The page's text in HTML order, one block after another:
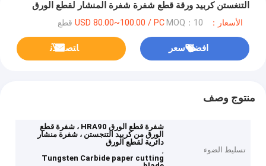
التنغستن كربيد ورقة قطع شفرة شفرة المنشار لقطع الورق
الأسعار：USD 80.00~100.00 / PC MOQ：10 قطع
افضل سعر ﺎﺘﺼﻟ ﺍﻶﻧ
منتوج وصف
تسليط الضوء
شفرة قطع الورق HRA90 ، شفرة قطع
الورق من كربيد التنجستن ، شفرة منشار
دائرية لقطع الورق
,
Tungsten Carbide paper cutting